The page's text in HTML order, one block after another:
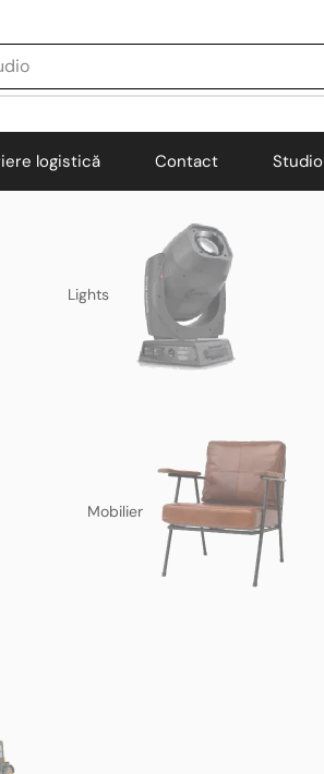
logistică Contact Studio
Lights
Mobilier